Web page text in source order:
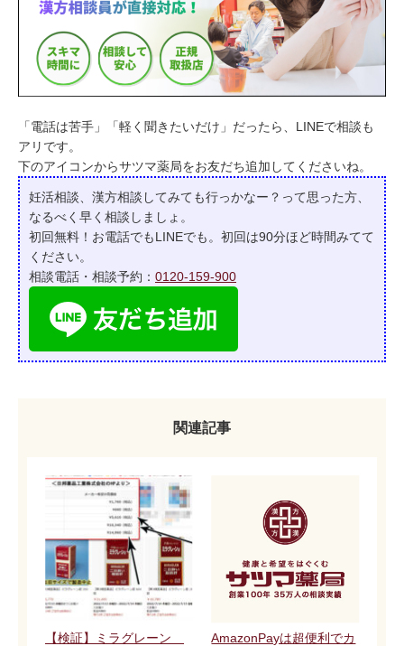
「電話は苦手」「軽く聞きたいだけ」だったら、LINEで相談も
アリです。
下のアイコンからサツマ薬局をお友だち追加してくださいね。
妊活相談、漢方相談してみても行っかなー？って思った方、
なるべく早く相談しましょ。
初回無料！お電話でもLINEでも。初回は90分ほど時間みてて
ください。
相談電話・相談予約： 0120-159-900
関連記事
【検証】ミラグレーン
AmazonPayは超便利でカ